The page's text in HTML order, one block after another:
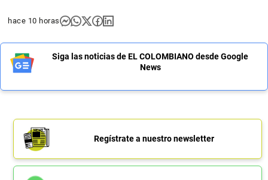
hace 10 horas
Siga las noticias de EL COLOMBIANO desde Google
News
Regístrate a nuestro newsletter